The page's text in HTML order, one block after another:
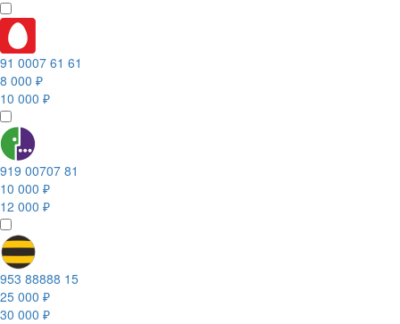
91 0007 61 61
8 000 ₽
10 000 ₽
919 00707 81
10 000 ₽
12 000 ₽
953 88888 15
25 000 ₽
30 000 ₽